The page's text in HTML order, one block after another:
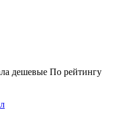
дешевые По рейтингу